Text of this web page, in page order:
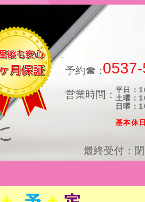
​予約☎：
平日：
土曜：
日曜：
基本休
営業時間：
最終受付：